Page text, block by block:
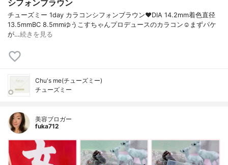
シフォンブラウン
チューズミー 1day カラコンシフォンブラウン❤️DIA 14.2mm着色直径
13.5mmBC 8.5mmゆうこすちゃんプロデュースのカラコン☺️まずパケ
が…続きを見る
Chu's me(チューズミー)
チューズミー
美容ブロガー
fuka712